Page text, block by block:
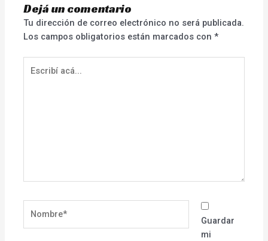
Dejá un comentario
Tu dirección de correo electrónico no será publicada.
Los campos obligatorios están marcados con*
acá...
Guardar
mi